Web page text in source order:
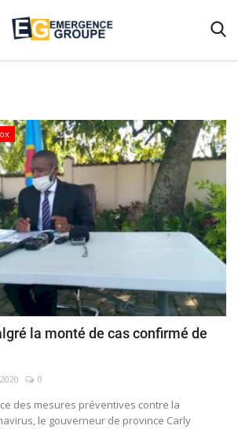
la monté de cas confirmé de
0
des mesures préventives contre la
le gouverneur de province Carly